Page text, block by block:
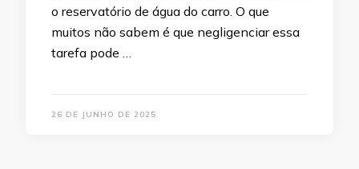
o reservatório de água do carro. O que
muitos não sabem é que negligenciar essa
tarefa pode …
26 DE JUNHO DE 2025